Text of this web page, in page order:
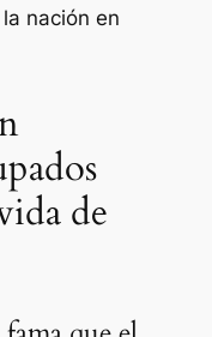
nación en
de